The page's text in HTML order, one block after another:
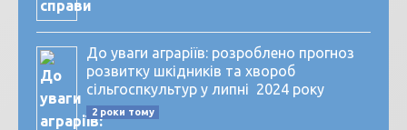
До уваги аграріїв: розроблено прогноз
розвитку шкідників та хвороб
сільгоспкультур у липні 2024 року
2 роки тому